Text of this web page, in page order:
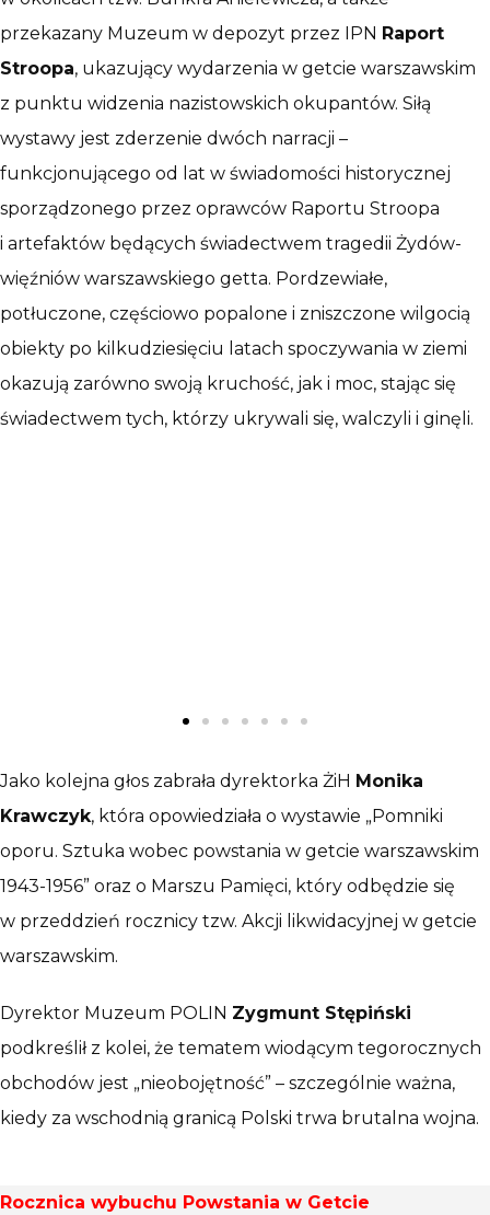
przekazany Muzeum w depozyt przez IPN Raport
Stroopa, ukazujący wydarzenia w getcie warszawskim
z punktu widzenia nazistowskich okupantów. Siłą
wystawy jest zderzenie dwóch narracji –
funkcjonującego od lat w świadomości historycznej
sporządzonego przez oprawców Raportu Stroopa
i artefaktów będących świadectwem tragedii Żydów-
więźniów warszawskiego getta. Pordzewiałe,
potłuczone, częściowo popalone i zniszczone wilgocią
obiekty po kilkudziesięciu latach spoczywania w ziemi
okazują zarówno swoją kruchość, jak i moc, stając się
świadectwem tych, którzy ukrywali się, walczyli i ginęli.
Jako kolejna głos zabrała dyrektorka ŻiH Monika
Krawczyk, która opowiedziała o wystawie „Pomniki
oporu. Sztuka wobec powstania w getcie warszawskim
1943-1956” oraz o Marszu Pamięci, który odbędzie się
w przeddzień rocznicy tzw. Akcji likwidacyjnej w getcie
warszawskim.
Dyrektor Muzeum POLIN Zygmunt Stępiński
podkreślił z kolei, że tematem wiodącym tegorocznych
obchodów jest „nieobojętność” – szczególnie ważna,
kiedy za wschodnią granicą Polski trwa brutalna wojna.
Rocznica wybuchu Powstania w Getcie